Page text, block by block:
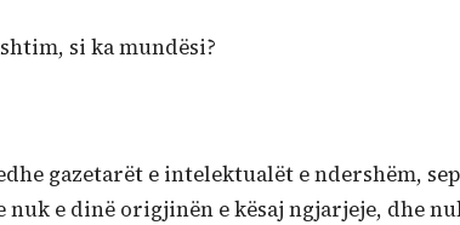
si ka mundësi?
gazetarët e intelektualët e ndershëm,
nuk e dinë origjinën e kësaj ngjarjeje, dhe